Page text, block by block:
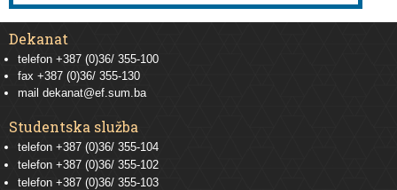
Dekanat
telefon +387 (0)36/ 355-100
fax +387 (0)36/ 355-130
mail dekanat@ef.sum.ba
Studentska služba
telefon +387 (0)36/ 355-104
telefon +387 (0)36/ 355-102
telefon +387 (0)36/ 355-103